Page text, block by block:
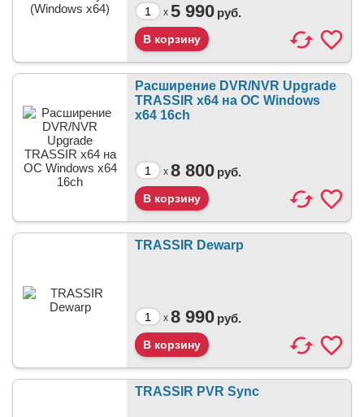
x 5 990 руб.
Расширение DVR/NVR Upgrade
TRASSIR x64 на ОС Windows
x64 16ch
x 8 800 руб.
TRASSIR Dewarp
x 8 990 руб.
TRASSIR PVR Sync